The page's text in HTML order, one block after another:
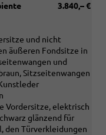
3.840,– €
und nicht
äußeren Fondsitze in
und
Sitzseitenwangen
Vordersitze, elektrisch
glänzend für
den Türverkleidungen